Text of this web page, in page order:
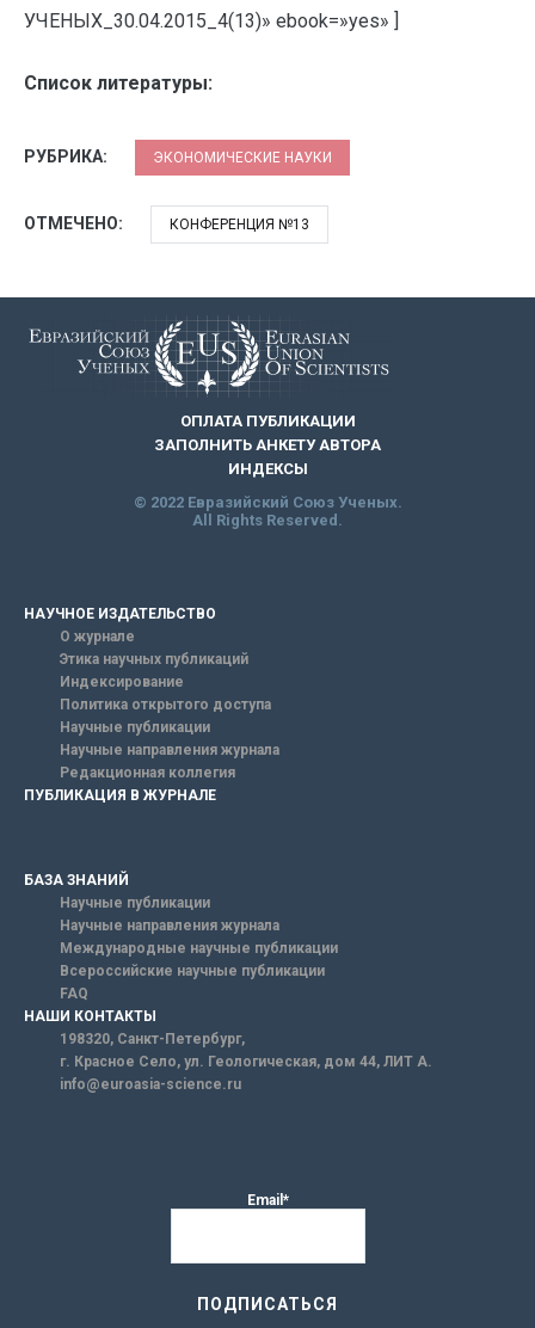
УЧЕНЫХ_30.04.2015_4(13)» ebook=»yes» ]
Список литературы:
РУБРИКА: ЭКОНОМИЧЕСКИЕ НАУКИ
ОТМЕЧЕНО: КОНФЕРЕНЦИЯ №13
ОПЛАТА ПУБЛИКАЦИИ
ЗАПОЛНИТЬ АНКЕТУ АВТОРА
ИНДЕКСЫ
© 2022 Евразийский Союз Ученых.
All Rights Reserved.
НАУЧНОЕ ИЗДАТЕЛЬСТВО
О журнале
Этика научных публикаций
Индексирование
Политика открытого доступа
Научные публикации
Научные направления журнала
Редакционная коллегия
ПУБЛИКАЦИЯ В ЖУРНАЛЕ
БАЗА ЗНАНИЙ
Научные публикации
Научные направления журнала
Международные научные публикации
Всероссийские научные публикации
FAQ
НАШИ КОНТАКТЫ
198320, Санкт-Петербург,
г. Красное Село, ул. Геологическая, дом 44, ЛИТ А.
info@euroasia-science.ru
Email*